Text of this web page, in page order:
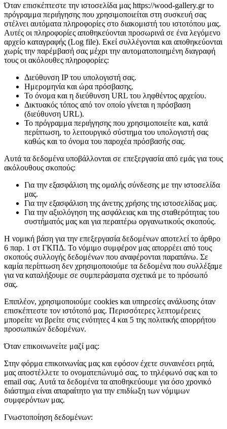
Όταν επισκέπτεστε την ιστοσελίδα μας https://wood-gallery.gr το
πρόγραμμα περιήγησης που χρησιμοποιείται στη συσκευή σας
στέλνει αυτόματα πληροφορίες στο διακομιστή του ιστοτόπου μας.
Αυτές οι πληροφορίες αποθηκεύονται προσωρινά σε ένα λεγόμενο
αρχείο καταγραφής (Log file). Εκεί συλλέγονται και αποθηκεύονται
χωρίς την παρέμβασή σας μέχρι την αυτοματοποιημένη διαγραφή
τους οι ακόλουθες πληροφορίες:
Διεύθυνση IP του υπολογιστή σας.
Ημερομηνία και ώρα πρόσβασης.
Το όνομα και η διεύθυνση URL του ληφθέντος αρχείου.
Δικτυακός τόπος από τον οποίο γίνεται η πρόσβαση
(διεύθυνση URL).
Το πρόγραμμα περιήγησης που χρησιμοποιείτε και, κατά
περίπτωση, το λειτουργικό σύστημα του υπολογιστή σας
καθώς και το όνομα του παροχέα πρόσβασής σας.
Αυτά τα δεδομένα υποβάλλονται σε επεξεργασία από εμάς για τους
ακόλουθους σκοπούς:
Για την εξασφάλιση της ομαλής σύνδεσης με την ιστοσελίδα
μας.
Για την εξασφάλιση της άνετης χρήσης της ιστοσελίδας μας.
Για την αξιολόγηση της ασφάλειας και της σταθερότητας του
συστήματός μας και για περαιτέρω οργανωτικούς σκοπούς.
Η νομική βάση για την επεξεργασία δεδομένων αποτελεί το άρθρο
6 παρ. 1 στ ΓΚΠΔ. Το νόμιμο συμφέρον μας απορρέει από τους
σκοπούς συλλογής δεδομένων που αναφέρονται παραπάνω. Σε
καμία περίπτωση δεν χρησιμοποιούμε τα δεδομένα που συλλέξαμε
για να καταλήξουμε σε συμπεράσματα σχετικά με το πρόσωπό
σας.
Επιπλέον, χρησιμοποιούμε cookies και υπηρεσίες ανάλυσης όταν
επισκέπτεστε τον ιστότοπό μας. Περισσότερες λεπτομέρειες
μπορείτε να βρείτε στις ενότητες 4 και 5 της πολιτικής απορρήτου
προσωπικών δεδομένων.
Όταν επικοινωνείτε μαζί μας:
Στην φόρμα επικοινωνίας μας και εφόσον έχετε συναινέσει ρητά,
μας αποστέλλετε το ονοματεπώνυμό σας, το τηλέφωνό σας και το
email σας. Αυτά τα δεδομένα τα αποθηκεύουμε για όσο χρονικό
διάστημα είναι απαραίτητο για την επιδίωξη των νόμιμων
συμφερόντων μας.
Γνωστοποίηση δεδομένων: